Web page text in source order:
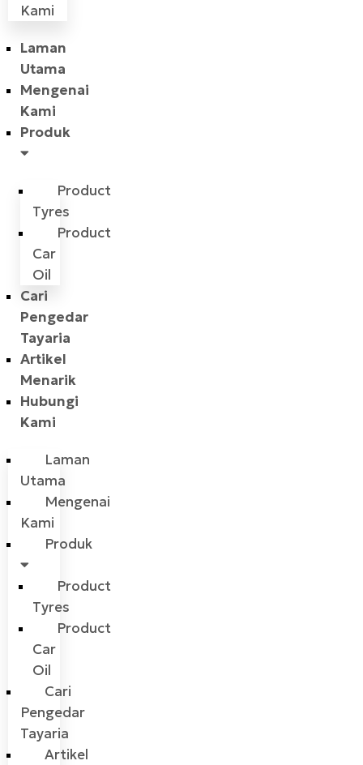
Kami
Laman
Utama
Mengenai
Kami
Produk
Product
Tyres
Product
Car
Oil
Cari
Pengedar
Tayaria
Artikel
Menarik
Hubungi
Kami
Laman
Utama
Mengenai
Kami
Produk
Product
Tyres
Product
Car
Oil
Cari
Pengedar
Tayaria
Artikel